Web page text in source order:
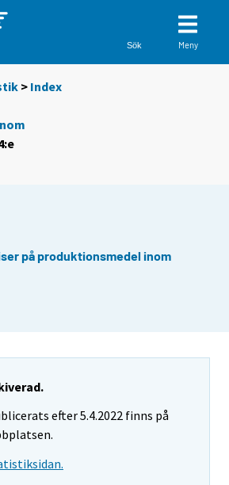
Sök Meny
> Index
på produktionsmedel inom
efter 5.4.2022 finns på